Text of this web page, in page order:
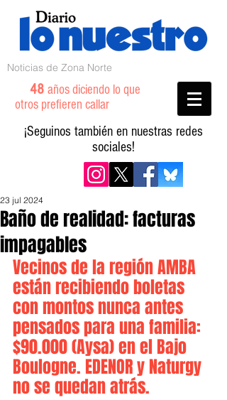
Noticias de Zona Norte
48 años diciendo lo que
otros prefieren callar
¡Seguinos también en nuestras redes
sociales!
Baño de realidad: facturas
impagables
23 jul 2024
Vecinos de la región AMBA
están recibiendo boletas
con montos nunca antes
pensados para una familia:
$90.000 (Aysa) en el Bajo
Boulogne. EDENOR y Naturgy
no se quedan atrás.